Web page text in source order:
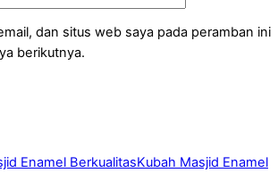
dan situs web saya pada peramban ini
berikutnya.
Kubah Masjid Enamel